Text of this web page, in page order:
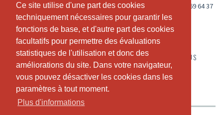
Ce site utilise d'une part des cookies
techniquement nécessaires pour garantir les
fonctions de base, et d'autre part des cookies
facultatifs pour permettre des évaluations
statistiques de l'utilisation et donc des
améliorations du site. Dans votre navigateur,
vous pouvez désactiver les cookies dans les
paramètres à tout moment.
Plus d'informations
Ce site utilise d'une part des cookies
techniquement nécessaires pour garantir les
fonctions de base, et d'autre part des cookies
facultatifs pour permettre des évaluations
statistiques de l'utilisation et donc des
améliorations du site. Dans votre navigateur,
vous pouvez désactiver les cookies dans les
paramètres à tout moment.
Plus d'informations
Avenue Centrale 164, CH-1884 Villars-sur-Ollon, Vaud
+41 78 269 64 37
www.healing-pole-studio.ch
info@healing-pole-studio.ch
CALENDRIER EN DIRECT HORAIRE
RENDEZ-VOUS
ABONNEMENTS ET PRIX
A PROPOS DE NOUS
NOTRE TEAM